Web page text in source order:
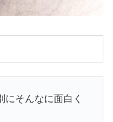
にそんなに面白く